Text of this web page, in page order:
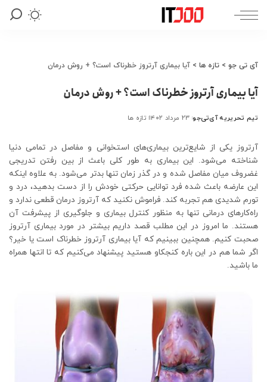
آی تی جو > تازه ها > آیا بیماری آرتروز خطرناک است؟ + روش درمان
آیا بیماری آرتروز خطرناک است؟ + روش درمان
ارسال
توسط
تیم تحریریه آی‌تی‌جو ۲۳ مرداد ۱۴۰۲ تازه ها
آرتروز یکی از شایع‌ترین بیماری‌های استخوانی و مفاصل در تمامی دنیا
شناخته می‌شود. این بیماری به طور کلی باعث از بین رفتن تدریجی
غضروف میان مفاصل شده و در گذر زمان تنها بدتر می‌شود. به علاوه اینکه
این عارضه باعث شده فرد توانایی حرکتی خودش را از دست بدهید، درد و
تورم شدیدی هم تجربه کند. فراموش نکنید که آرتروز درمان قطعی ندارد و
راه‌کارهای درمانی تنها به منظور کنترل بیماری و جلوگیری از پیشرفت آن
هستند. ما امروز در این مطلب قصد داریم بیشتر در مورد بیماری آرتروز
صحبت کنیم. همچنین ببینیم که آیا بیماری آرتروز خطرناک است یا خیر؟
اگر شما هم در این باره کنجکاو هستید پیشنهاد می‌کنیم که تا انتها همراه
ما باشید.